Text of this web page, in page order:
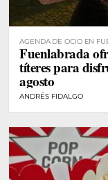
AGENDA DE OCIO EN
Fuenlabrada
títeres para
agosto
ANDRÉS FIDALGO